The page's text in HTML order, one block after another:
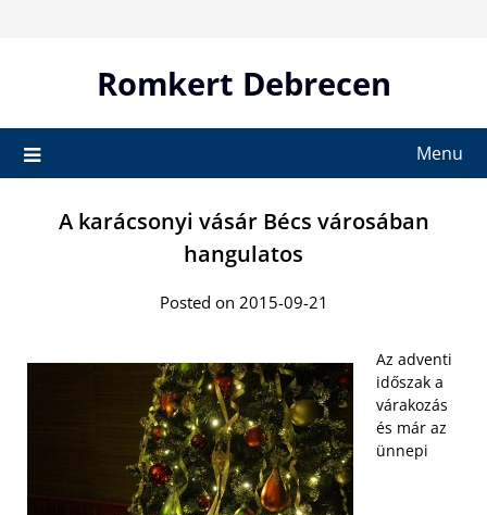
Romkert Debrecen
Menu
A karácsonyi vásár Bécs városában
hangulatos
Posted on 2015-09-21
Az adventi
időszak a
várakozás
és már az
ünnepi